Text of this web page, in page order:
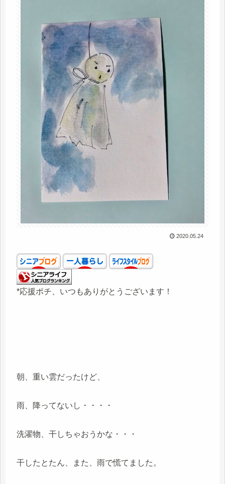
2020.05.24
*応援ポチ、いつもありがとうございます！
朝、重い雲だったけど、
雨、降ってないし・・・・
洗濯物、干しちゃおうかな・・・
干したとたん、また、雨で慌てました。